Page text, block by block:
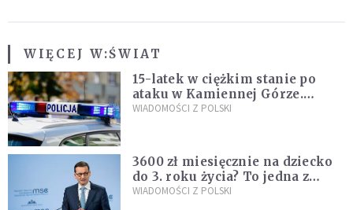
WIĘCEJ W:ŚWIAT
15-latek w ciężkim stanie po
ataku w Kamiennej Górze.
Policja zatrzymała dwóch
WIADOMOŚCI Z POLSKI
3600 zł miesięcznie na dziecko
do 3. roku życia? To jedna z
propozycji programu "Rozwój
WIADOMOŚCI Z POLSKI